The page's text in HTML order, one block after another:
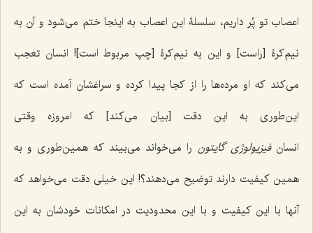
اعصاب تو پُر داریم، سلسلۀ این اعصاب به اینجا ختم می‌شود و آن به
نیم‌کرۀ [راست] و این به نیم‌کرۀ [چپ مربوط است]! انسان تعجب
می‌کند که او مرده‌ها را از کجا پیدا کرده و سراغشان آمده است که
این‌طوری به این دقت [بیان می‌کند] که امروزه وقتی
انسانفیزیولوژی گایتون را می‌خواند می‌بیند که همین‌طوری و به
همین کیفیت دارند توضیح می‌دهند؟! این خیلی دقت می‌خواهد که
آنها با این کیفیت و با این محدودیت در امکانات خودشان به این